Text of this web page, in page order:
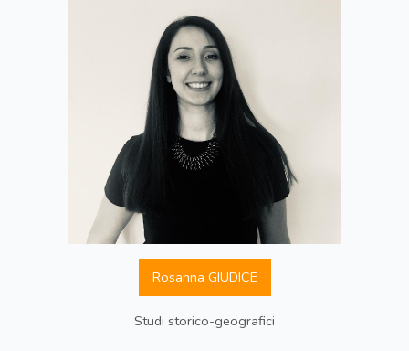
Rosanna GIUDICE
Studi storico-geografici